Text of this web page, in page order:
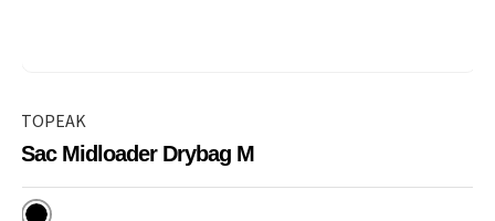
TOPEAK
Sac Midloader Drybag M